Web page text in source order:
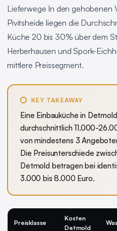
Lieferwege In den gehobenen
Pivitsheide liegen die
Küche 20 bis 30% über dem
Herberhausen und Spork-
mittlere Preissegment.
KEY TAKEAWAY
Eine Einbauküche in
durchschnittlich 11.000-
von mindestens 3
Die Preisunterschiede
Detmold betragen bei
3.000 bis 8.000 Euro.
Preisklasse
Kosten
Detmold